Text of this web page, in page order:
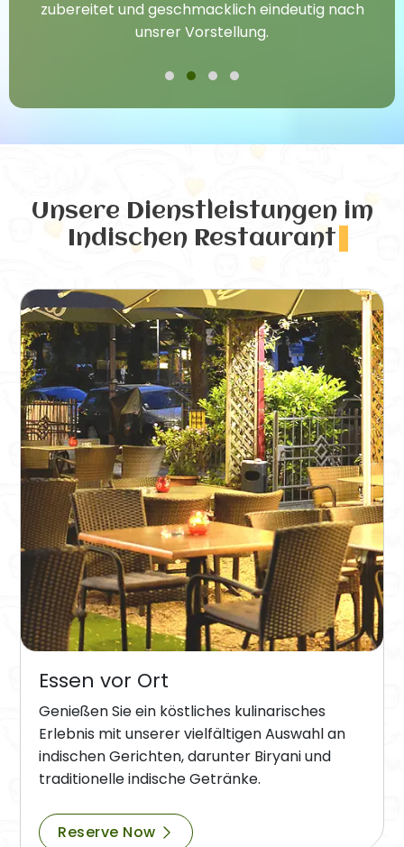
zubereitet und geschmacklich eindeutig nach
unsrer Vorstellung.
Unsere Dienstleistungen im
Indischen Restaurant
Essen vor Ort
Genießen Sie ein köstliches kulinarisches
Erlebnis mit unserer vielfältigen Auswahl an
indischen Gerichten, darunter Biryani und
traditionelle indische Getränke.
Reserve Now